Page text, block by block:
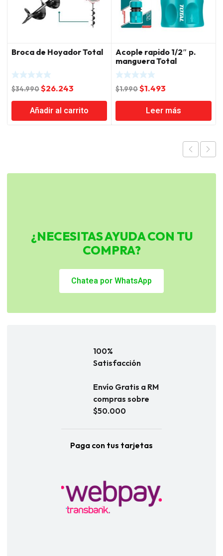
Broca de Hoyador Total
$34.990El
precio
original
era:
$26.243
precio
actual
es:
Añadir al carrito
Acople rapido 1/2″ p.
manguera Total
$1.990El
precio
original
era:
$1.493
precio
actual
es:
Leer más
¿NECESITAS AYUDA CON TU
COMPRA?
Chatea por WhatsApp
100%
Satisfacción
Envío Gratis a RM
compras sobre
$50.000
Paga con tus tarjetas